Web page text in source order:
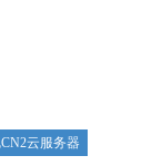
云服务器